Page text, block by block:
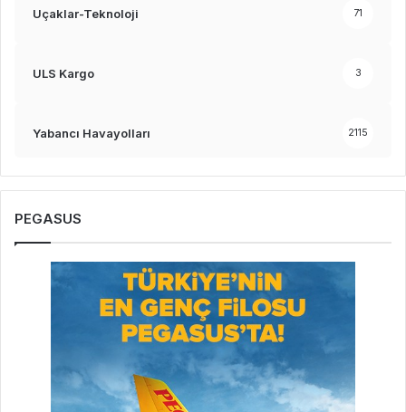
Uçaklar-Teknoloji 71
ULS Kargo 3
Yabancı Havayolları 2115
PEGASUS